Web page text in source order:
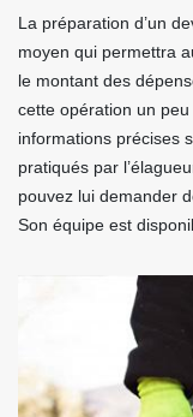
La préparation d’un
moyen qui permettra
le montant des
cette opération un
informations précises
pratiqués par
pouvez lui demander
Son équipe est